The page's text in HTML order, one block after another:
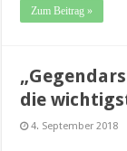
Zum Beitrag »
die
4. September 2018